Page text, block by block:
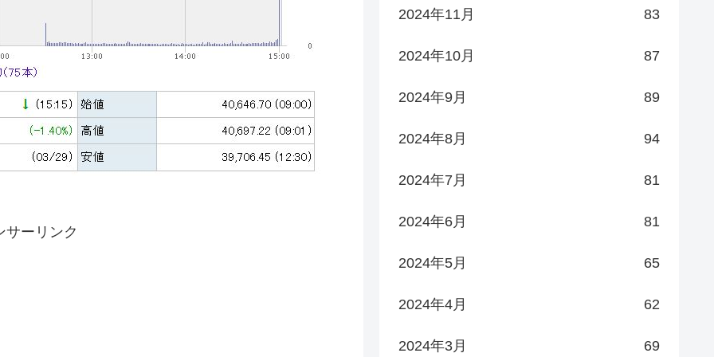
サーリンク
2024年11月 83
2024年10月 87
2024年9月 89
2024年8月 94
2024年7月 81
2024年6月 81
2024年5月 65
2024年4月 62
2024年3月 69